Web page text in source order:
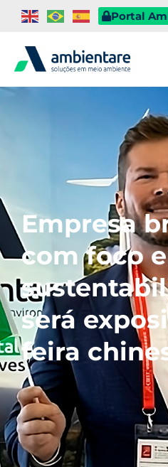
Portal
Empresa
com foco
será
feira